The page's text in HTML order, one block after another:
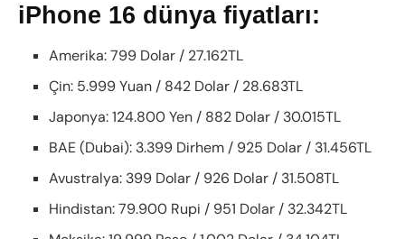
iPhone 16 dünya fiyatları:
Amerika: 799 Dolar / 27.162TL
Çin: 5.999 Yuan / 842 Dolar / 28.683TL
Japonya: 124.800 Yen / 882 Dolar / 30.015TL
BAE (Dubai): 3.399 Dirhem / 925 Dolar / 31.456TL
Avustralya: 399 Dolar / 926 Dolar / 31.508TL
Hindistan: 79.900 Rupi / 951 Dolar / 32.342TL